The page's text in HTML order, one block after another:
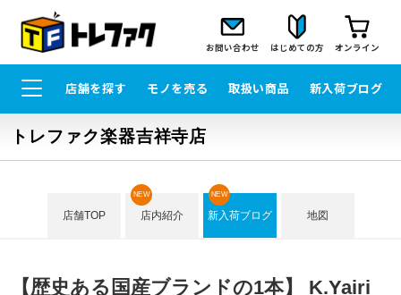
お問い合わせ はじめての方 オンライン
店舗を探す モノを売る 取扱い商品 新入荷ブログ
トレファク楽器吉祥寺店
店舗TOP 店内紹介
NEW
新入荷ブログ
NEW
地図
【歴史ある国産ブランドの1本】 K.Yairi